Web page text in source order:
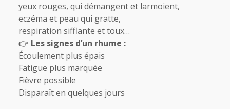
yeux rouges, qui démangent et larmoient,
eczéma et peau qui gratte,
respiration sifflante et toux…
👉 Les signes d’un rhume :
Écoulement plus épais
Fatigue plus marquée
Fièvre possible
Disparaît en quelques jours